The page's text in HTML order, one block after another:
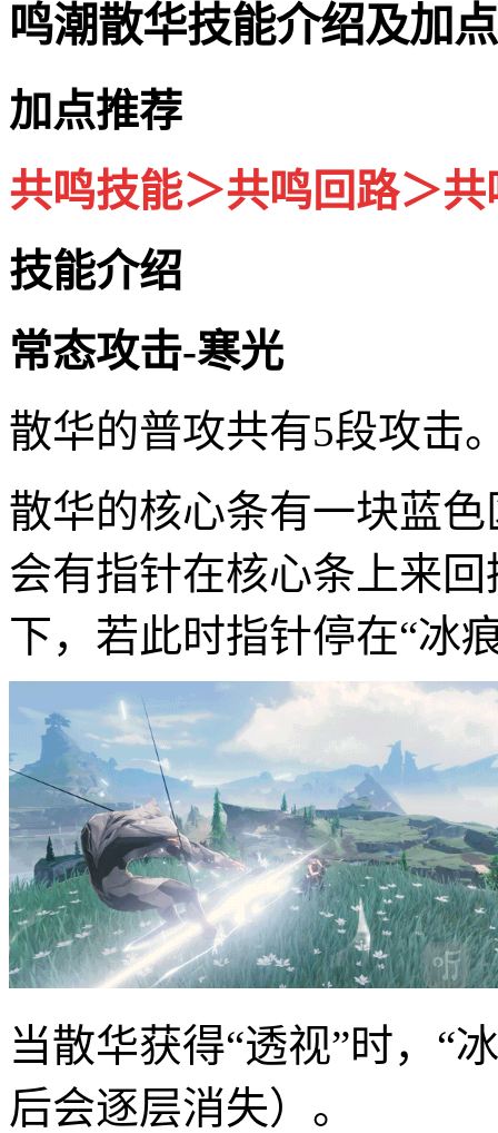
鸣潮散华技能介绍及加
加点推荐
共鸣技能＞共鸣回路＞
技能介绍
常态攻击-寒光
散华的普攻共有5段攻击
散华的核心条有一块蓝
会有指针在核心条上来
下，若此时指针停在“冰
当散华获得“透视”时，“
后会逐层消失）。